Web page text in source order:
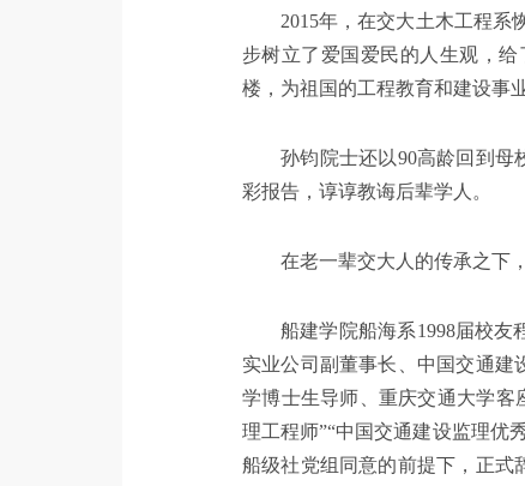
2015年，在交大土木工程系
步树立了爱国爱民的人生观，
楼，为祖国的工程教育和建设事
孙钧院士还以90高龄回到
彩报告，谆谆教诲后辈学人。
在老一辈交大人的传承之下
船建学院船海系1998届校
实业公司副董事长、中国交通建
学博士生导师、重庆交通大学客
理工程师”“中国交通建设监理优
船级社党组同意的前提下，正式